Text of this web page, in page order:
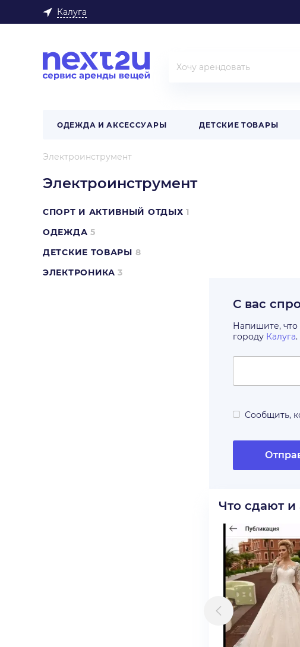
Калуга
ОДЕЖДА И АКСЕССУАРЫ ДЕТСКИЕ ТОВАРЫ
Электроинструмент
Электроинструмент
СПОРТ И АКТИВНЫЙ ОТДЫХ 1
ОДЕЖДА 5
ДЕТСКИЕ ТОВАРЫ 8
ЭЛЕКТРОНИКА 3
С вас
Напишите, что
городу Калуга.
Сообщить,
Что сдают